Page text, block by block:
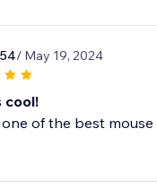
/ May 19, 2024
cool!
one of the best